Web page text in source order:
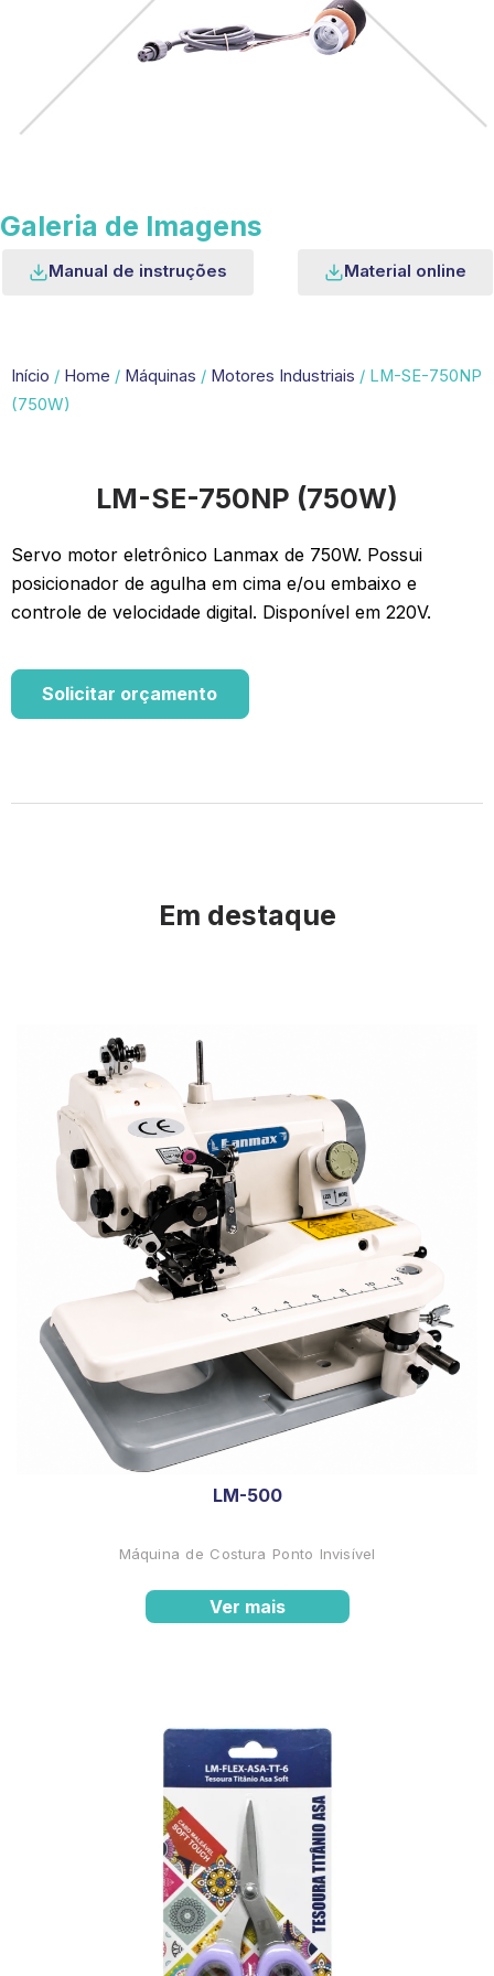
Galeria de Imagens
Manual de instruções Material online
Início / Home / Máquinas / Motores Industriais / LM-SE-750NP
(750W)
LM-SE-750NP (750W)
Servo motor eletrônico Lanmax de 750W. Possui
posicionador de agulha em cima e/ou embaixo e
controle de velocidade digital. Disponível em 220V.
Solicitar orçamento
Em destaque
LM-500
Máquina de Costura Ponto Invisível
Ver mais